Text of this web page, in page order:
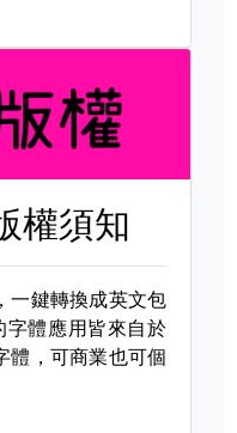
權須知
一鍵轉換成英文包
字體應用皆來自於
體，可商業也可個